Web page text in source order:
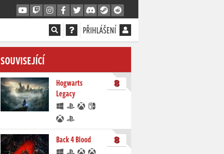
PŘIHLÁŠENÍ
SOUVISEJÍCÍ
Hogwarts
Legacy
8
Back 4 Blood 8